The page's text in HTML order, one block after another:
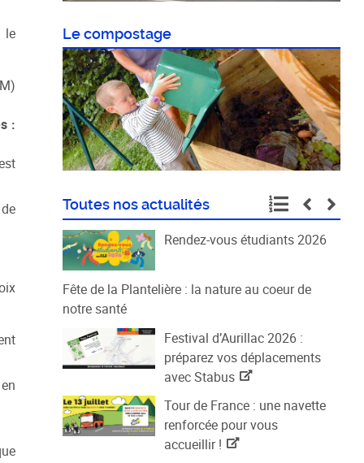
le
:
Le compostage
Toutes nos actualités
Rendez-vous étudiants 2026
Fête de la Plantelière : la nature au coeur de
notre santé
Festival d’Aurillac 2026 :
préparez vos déplacements
avec Stabus
Tour de France : une navette
renforcée pour vous
accueillir !